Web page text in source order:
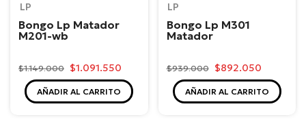
LP
Bongo Lp Matador
M201-wb
$1.149.000 $1.091.550
AÑADIR AL CARRITO
LP
Bongo Lp M301
Matador
$939.000 $892.050
AÑADIR AL CARRITO